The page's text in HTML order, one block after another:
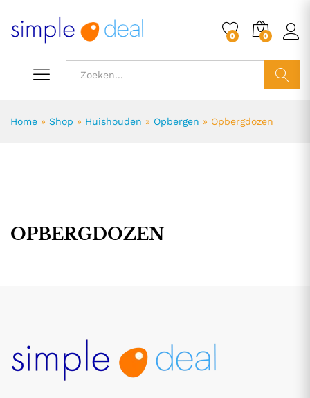
0 0
Home » Shop » Huishouden » Opbergen » Opbergdozen
OPBERGDOZEN